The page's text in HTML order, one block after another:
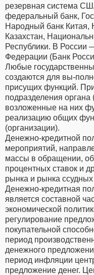
резервная система
федеральный банк,
Народный банк Китая,
Казахстан,
Республики. В России
Федерации (Банк
Любые
создаются для вы-
присущих функций.
подразделения органа
возложенные на них
реализацию общих
(организации).
Денежно-кредитной
мероприятий,
массы в обращении,
процентных ставок и
рынка и рынка ссудных
Денежно-кредитная
является составной
экономической
регулирование
покупательной
период
денежного
период инфляции
предложение денег.